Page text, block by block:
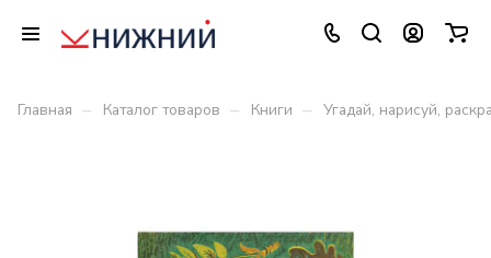
Главная – Каталог товаров – Книги – Угадай, нарисуй,